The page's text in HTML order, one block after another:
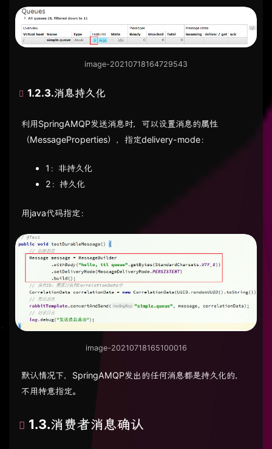
image-20210718164729543
1.2.3.消息持久化
利用SpringAMQP发送消息时，可以设置消息的属性
（MessageProperties），指定delivery-mode：
1：非持久化
2：持久化
用java代码指定：
image-20210718165100016
默认情况下，SpringAMQP发出的任何消息都是持久化的，
不用特意指定。
1.3.消费者消息确认